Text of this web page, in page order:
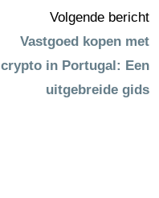
Volgende bericht
Vastgoed kopen met
crypto in Portugal: Een
uitgebreide gids